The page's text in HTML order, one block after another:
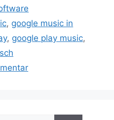
, google music in
, google play music,